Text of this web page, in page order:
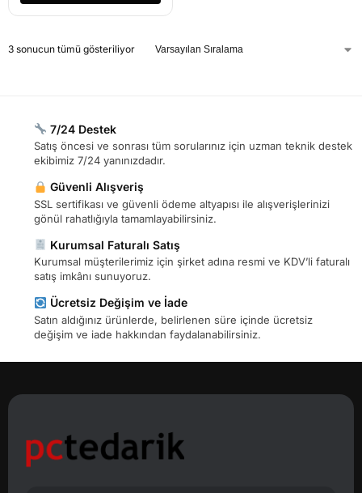
3 sonucun tümü gösteriliyor
7/24 Destek
Satış öncesi ve sonrası tüm sorularınız için uzman teknik destek
ekibimiz 7/24 yanınızdadır.
Güvenli Alışveriş
SSL sertifikası ve güvenli ödeme altyapısı ile alışverişlerinizi
gönül rahatlığıyla tamamlayabilirsiniz.
Kurumsal Faturalı Satış
Kurumsal müşterilerimiz için şirket adına resmi ve KDV’li faturalı
satış imkânı sunuyoruz.
Ücretsiz Değişim ve İade
Satın aldığınız ürünlerde, belirlenen süre içinde ücretsiz
değişim ve iade hakkından faydalanabilirsiniz.